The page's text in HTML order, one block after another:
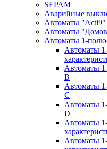
SEPAM
Аварийные
Автоматы "Acti9"
Автоматы
Автоматы 1-
Автоматы
Автоматы
B
Автоматы
C
Автоматы
D
Автоматы
Автоматы